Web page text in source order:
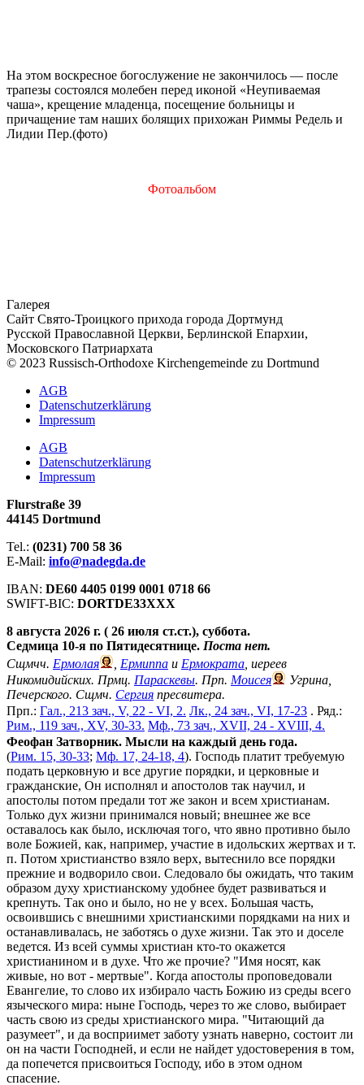
На этом воскресное богослужение не закончилось — после
трапезы состоялся молебен перед иконой «Неупиваемая
чаша», крещение младенца, посещение больницы и
причащение там наших болящих прихожан Риммы Редель и
Лидии Пер.(фото)
Фотоальбом
Галерея
Сайт Свято-Троицкого прихода города Дортмунд
Русской Православной Церкви, Берлинской Епархии,
Московского Патриархата
© 2023 Russisch-Orthodoxe Kirchengemeinde zu Dortmund
АGB
Datenschutzerklärung
Impressum
АGB
Datenschutzerklärung
Impressum
Flurstraße 39
44145 Dortmund
Tel.: (0231) 700 58 36
E-Mail: info@nadegda.de
IBAN: DE60 4405 0199 0001 0718 66
SWIFT-BIC: DORTDE33XXX
8 августа 2026 г. ( 26 июля ст.ст.), суббота.
Седмица 10-я по Пятидесятнице. Поста нет.
Сщмчч. Ермолая Ермиппа и Ермократа , иереев
Никомидийских. Прмц. Параскевы. Прп. Моисея
Угрина,
Печерского. Сщмч. Сергия пресвитера.
Прп.: Гал., 213 зач., V, 22 - VI, 2. Лк., 24 зач., VI, 17-23 . Ряд.:
Рим., 119 зач., XV, 30-33. Мф., 73 зач., XVII, 24 - XVIII, 4.
Феофан Затворник. Мысли на каждый день года.
(Рим. 15, 30-33; Мф. 17, 24-18, 4). Господь платит требуемую
подать церковную и все другие порядки, и церковные и
гражданские, Он исполнял и апостолов так научил, и
апостолы потом предали тот же закон и всем христианам.
Только дух жизни принимался новый; внешнее же все
оставалось как было, исключая того, что явно противно было
воле Божией, как, например, участие в идольских жертвах и т.
п. Потом христианство взяло верх, вытеснило все порядки
прежние и водворило свои. Следовало бы ожидать, что таким
образом духу христианскому удобнее будет развиваться и
крепнуть. Так оно и было, но не у всех. Большая часть,
освоившись с внешними христианскими порядками на них и
останавливалась, не заботясь о духе жизни. Так это и доселе
ведется. Из всей суммы христиан кто-то окажется
христианином и в духе. Что же прочие? "Имя носят, как
живые, но вот - мертвые". Когда апостолы проповедовали
Евангелие, то слово их избирало часть Божию из среды всего
языческого мира: ныне Господь, через то же слово, выбирает
часть свою из среды христианского мира. "Читающий да
разумеет", и да восприимет заботу узнать наверно, состоит ли
он на части Господней, и если не найдет удостоверения в том,
да попечется присвоиться Господу, ибо в этом одном
спасение.